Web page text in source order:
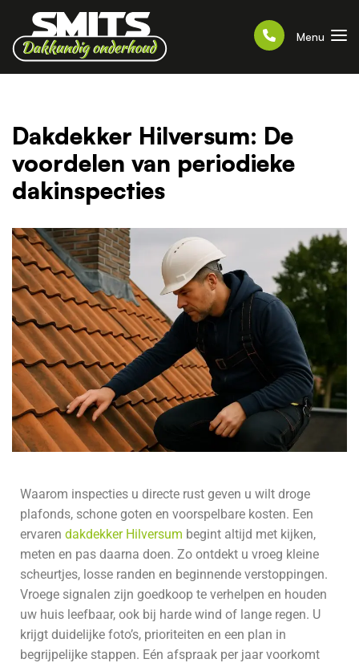
Menu
Dakdekker Hilversum: De
voordelen van periodieke
dakinspecties
Waarom inspecties u directe rust geven u wilt droge
plafonds, schone goten en voorspelbare kosten. Een
ervaren dakdekker Hilversum begint altijd met kijken,
meten en pas daarna doen. Zo ontdekt u vroeg kleine
scheurtjes, losse randen en beginnende verstoppingen.
Vroege signalen zijn goedkoop te verhelpen en houden
uw huis leefbaar, ook bij harde wind of lange regen. U
krijgt duidelijke foto’s, prioriteiten en een plan in
begrijpelijke stappen. Eén afspraak per jaar voorkomt